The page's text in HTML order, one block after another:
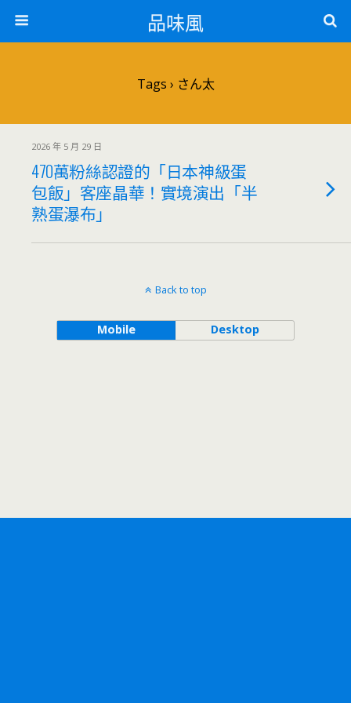
品味風
Tags › さん太
2026 年 5 月 29 日
470萬粉絲認證的「日本神級蛋
包飯」客座晶華！實境演出「半
熟蛋瀑布」
Back to top
Mobile Desktop